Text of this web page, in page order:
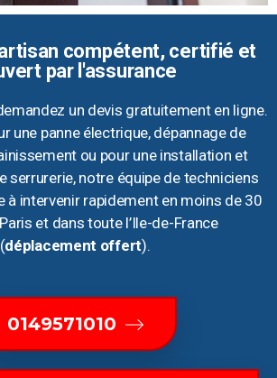
compétent, certifié et
par l'assurance
un devis gratuitement en ligne.
une panne électrique, dépannage de
ou pour une installation et
serrurerie, notre équipe de techniciens
à intervenir rapidement en moins de 30
et dans toute l’Ile-de-France
(déplacement offert).
0149571010